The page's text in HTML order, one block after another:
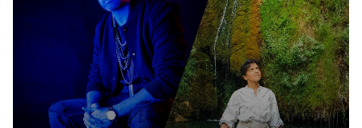
En savoir plus